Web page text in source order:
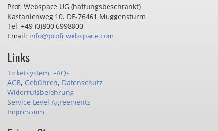
Profi Webspace UG (haftungsbeschränkt)
Kastanienweg 10, DE-76461 Muggensturm
Tel: +49 (0)800 6998800
Email: info@profi-webspace.com
Links
Ticketsystem, FAQs
AGB, Gebühren, Datenschutz
Widerrufsbelehrung
Service Level Agreements
Impressum